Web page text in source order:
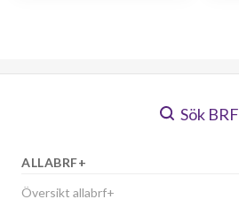
Sök BRF
ALLABRF+
Översikt allabrf+